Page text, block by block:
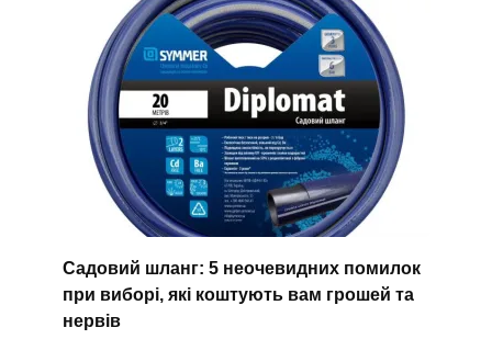
Садовий шланг: 5 неочевидних помилок
при виборі, які коштують вам грошей та
нервів